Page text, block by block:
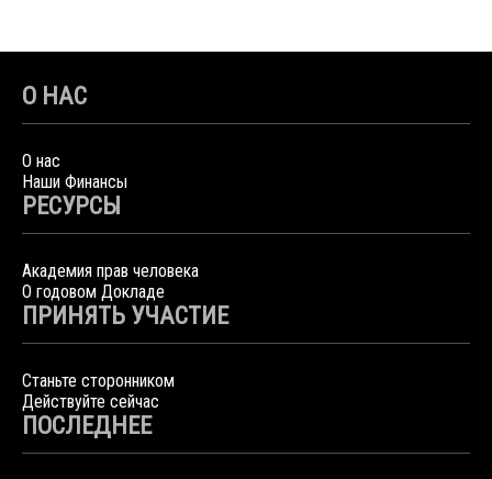
О НАС
О нас
Наши Финансы
РЕСУРСЫ
Академия прав человека
О годовом Докладе
ПРИНЯТЬ УЧАСТИЕ
Станьте сторонником
Действуйте сейчас
ПОСЛЕДНЕЕ